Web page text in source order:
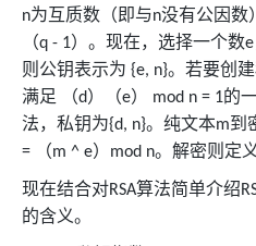
n为互质数（即与n没有公因数
（q - 1）。现在，选择一个数e
则公钥表示为 {e, n}。若要创
满足
（d）（e） mod n = 1的
法，私钥为{d, n}。纯文本m到
=
（m ^ e） mod n。解密则定
现在结合对RSA算法简单介绍
的含义。